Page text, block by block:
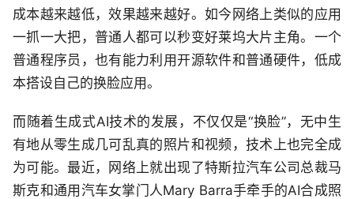
成本越来越低，效果越来越好。如今网络上类似的应用
一抓一大把，普通人都可以秒变好莱坞大片主角。一个
普通程序员，也有能力利用开源软件和普通硬件，低成
本搭设自己的换脸应用。
而随着生成式AI技术的发展，不仅仅是“换脸”，无中生
有地从零生成几可乱真的照片和视频，技术上也完全成
为可能。最近，网络上就出现了特斯拉汽车公司总裁马
斯克和通用汽车女掌门人Mary Barra手牵手的AI合成照